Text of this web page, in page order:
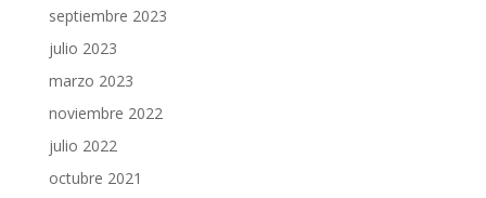
septiembre 2023
julio 2023
marzo 2023
noviembre 2022
julio 2022
octubre 2021